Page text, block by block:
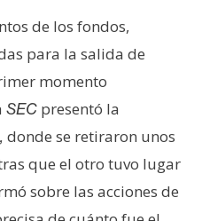
de los fondos,
para la salida de
momento
SEC presentó la
donde se retiraron unos
que el otro tuvo lugar
sobre las acciones de